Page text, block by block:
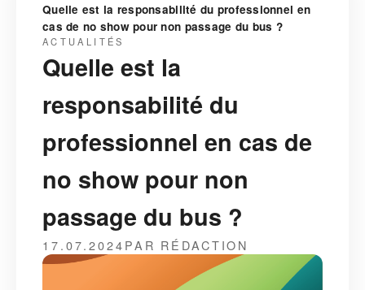
Quelle est la responsabilité du professionnel en
cas de no show pour non passage du bus ?
ACTUALITÉS
Quelle est la
responsabilité du
professionnel en cas de
no show pour non
passage du bus ?
17.07.2024PAR RÉDACTION